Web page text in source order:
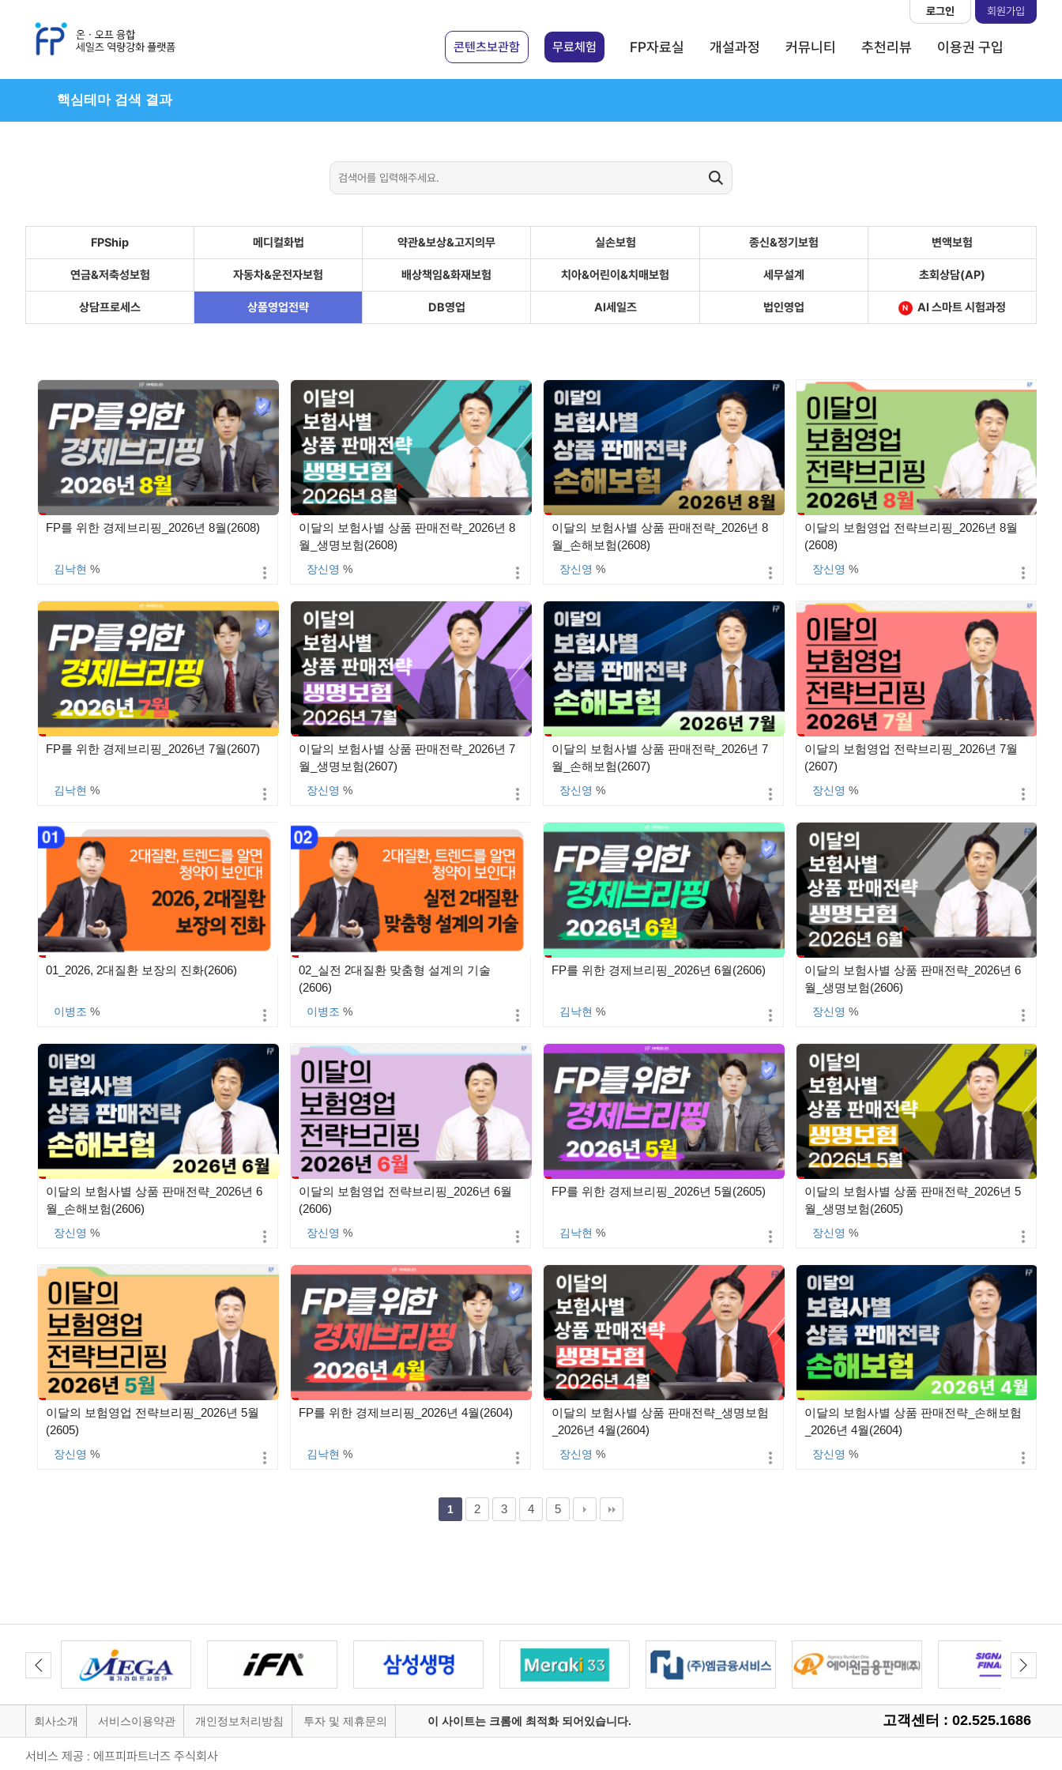
콘텐츠보관함 무료체험 FP자료실 개설과정 커뮤니티 추천리뷰 이용권 구입
로그인 회원가입
핵심테마 검색 결과
FPShip 메디컬화법 약관&보상&고지의무 실손보험 종신&정기보험 변액보험
연금&저축성보험 자동차&운전자보험 배상책임&화재보험 치아&어린이&치매보험 세무설계 초회상담(AP)
상담프로세스 상품영업전략 DB영업 AI세일즈 법인영업 N AI 스마트 시험과정
FP를 위한 경제브리핑_2026년 8월(2608)
김낙현 %
이달의 보험사별 상품 판매전략_2026년 8
월_생명보험(2608)
장신영 %
이달의 보험사별 상품 판매전략_2026년 8
월_손해보험(2608)
장신영 %
이달의 보험영업 전략브리핑_2026년 8월
(2608)
장신영 %
FP를 위한 경제브리핑_2026년 7월(2607)
김낙현 %
이달의 보험사별 상품 판매전략_2026년 7
월_생명보험(2607)
장신영 %
이달의 보험사별 상품 판매전략_2026년 7
월_손해보험(2607)
장신영 %
이달의 보험영업 전략브리핑_2026년 7월
(2607)
장신영 %
01_2026, 2대질환 보장의 진화(2606)
이병조 %
02_실전 2대질환 맞춤형 설계의 기술
(2606)
이병조 %
FP를 위한 경제브리핑_2026년 6월(2606)
김낙현 %
이달의 보험사별 상품 판매전략_2026년 6
월_생명보험(2606)
장신영 %
이달의 보험사별 상품 판매전략_2026년 6
월_손해보험(2606)
장신영 %
이달의 보험영업 전략브리핑_2026년 6월
(2606)
장신영 %
FP를 위한 경제브리핑_2026년 5월(2605)
김낙현 %
이달의 보험사별 상품 판매전략_2026년 5
월_생명보험(2605)
장신영 %
이달의 보험영업 전략브리핑_2026년 5월
(2605)
장신영 %
FP를 위한 경제브리핑_2026년 4월(2604)
김낙현 %
이달의 보험사별 상품 판매전략_생명보험
_2026년 4월(2604)
장신영 %
이달의 보험사별 상품 판매전략_손해보험
_2026년 4월(2604)
장신영 %
1 2 3 4 5
회사소개 서비스이용약관 개인정보처리방침 투자 및 제휴문의 이 사이트는 크롬에 최적화 되어있습니다. 고객센터 : 02.525.1686
서비스 제공 : 에프피파트너즈 주식회사